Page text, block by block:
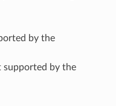
by the
supported by the